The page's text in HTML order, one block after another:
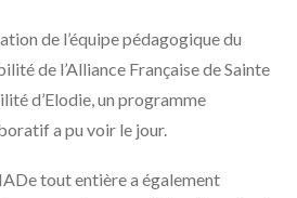
de l’équipe pédagogique du
de l’Alliance Française de Sainte
d’Elodie, un programme
a pu voir le jour.
tout entière a également